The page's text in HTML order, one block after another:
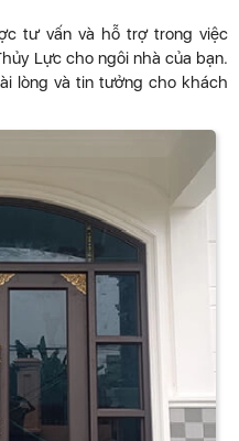
tư vấn và hỗ trợ trong việc
Lực cho ngôi nhà của bạn.
lòng và tin tưởng cho khách